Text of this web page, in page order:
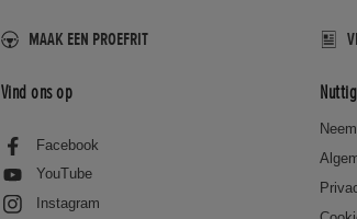
MAAK EEN PROEFRIT
Vind ons op
Facebook
YouTube
Instagram